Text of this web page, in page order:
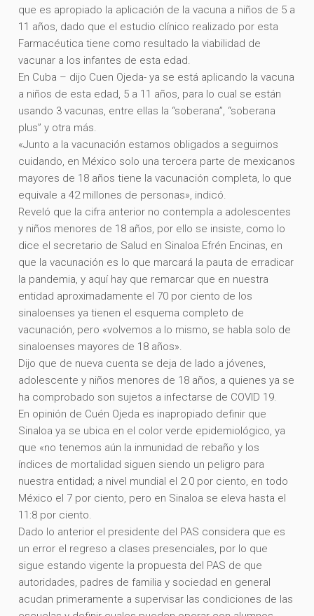
que es apropiado la aplicación de la vacuna a niños de 5 a
11 años, dado que el estudio clínico realizado por esta
Farmacéutica tiene como resultado la viabilidad de
vacunar a los infantes de esta edad.
En Cuba – dijo Cuen Ojeda- ya se está aplicando la vacuna
a niños de esta edad, 5 a 11 años, para lo cual se están
usando 3 vacunas, entre ellas la “soberana”, “soberana
plus” y otra más.
«Junto a la vacunación estamos obligados a seguirnos
cuidando, en México solo una tercera parte de mexicanos
mayores de 18 años tiene la vacunación completa, lo que
equivale a 42 millones de personas», indicó.
Reveló que la cifra anterior no contempla a adolescentes
y niños menores de 18 años, por ello se insiste, como lo
dice el secretario de Salud en Sinaloa Efrén Encinas, en
que la vacunación es lo que marcará la pauta de erradicar
la pandemia, y aquí hay que remarcar que en nuestra
entidad aproximadamente el 70 por ciento de los
sinaloenses ya tienen el esquema completo de
vacunación, pero «volvemos a lo mismo, se habla solo de
sinaloenses mayores de 18 años».
Dijo que de nueva cuenta se deja de lado a jóvenes,
adolescente y niños menores de 18 años, a quienes ya se
ha comprobado son sujetos a infectarse de COVID 19.
En opinión de Cuén Ojeda es inapropiado definir que
Sinaloa ya se ubica en el color verde epidemiológico, ya
que «no tenemos aún la inmunidad de rebaño y los
índices de mortalidad siguen siendo un peligro para
nuestra entidad; a nivel mundial el 2.0 por ciento, en todo
México el 7 por ciento, pero en Sinaloa se eleva hasta el
11:8 por ciento.
Dado lo anterior el presidente del PAS considera que es
un error el regreso a clases presenciales, por lo que
sigue estando vigente la propuesta del PAS de que
autoridades, padres de familia y sociedad en general
acudan primeramente a supervisar las condiciones de las